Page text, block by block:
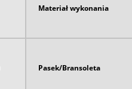
Materiał wykonania
Pasek/Bransoleta